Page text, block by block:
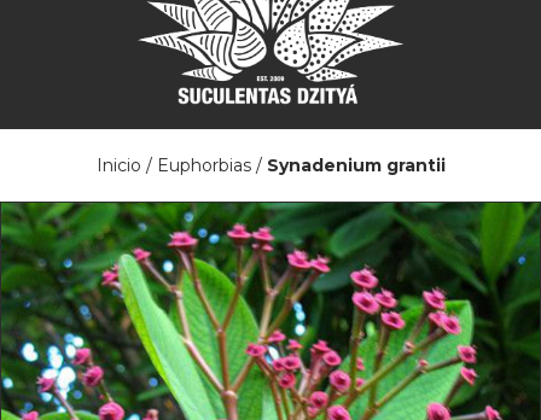
Inicio / Euphorbias / Synadenium grantii